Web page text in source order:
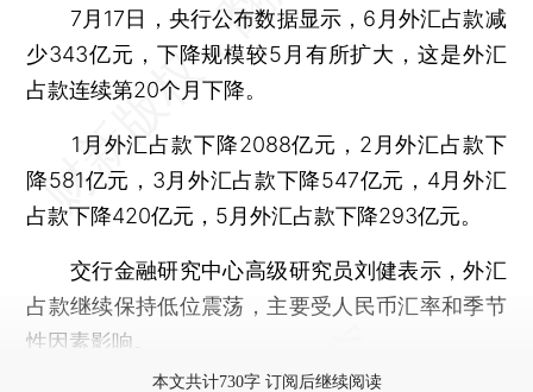
7月17日，央行公布数据显示，6月外汇占款减
少343亿元，下降规模较5月有所扩大，这是外汇
占款连续第20个月下降。
1月外汇占款下降2088亿元，2月外汇占款下
降581亿元，3月外汇占款下降547亿元，4月外汇
占款下降420亿元，5月外汇占款下降293亿元。
交行金融研究中心高级研究员刘健表示，外汇
占款继续保持低位震荡，主要受人民币汇率和季节
性因素影响。
本文共计730字 订阅后继续阅读